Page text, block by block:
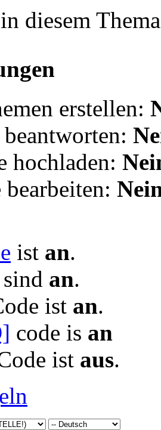
diesem
erstellen:
hochladen:
ist an.
sind an.
ist an.
code is an
ist aus.